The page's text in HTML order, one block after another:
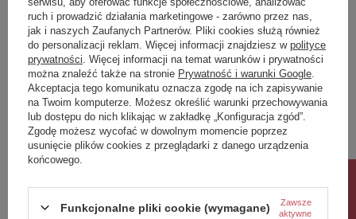
Napisz swoją opinię
Twoja ocena:
5/5
Treść twojej opinii
ruch i prowadzić działania marketingowe - zarówno przez nas,
jak i naszych Zaufanych Partnerów. Pliki cookies służą również
do personalizacji reklam. Więcej informacji znajdziesz w polityce
prywatności . Więcej informacji na temat warunków i prywatności
można znaleźć także na stronie Prywatność i warunki Google
Akceptacja tego komunikatu oznacza zgodę na ich zapisywanie
na Twoim komputerze. Możesz określić warunki przechowywania
lub dostępu do nich klikając w zakładkę „Konfiguracja zgód”.
Zgodę możesz wycofać w dowolnym momencie poprzez
usunięcie plików cookies z przeglądarki z danego urządzenia
końcowego.
Funkcjonalne pliki cookie (wymagane) Zawsze
aktywne